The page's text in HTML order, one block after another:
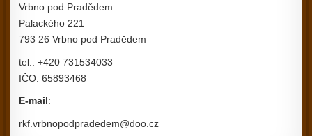
Vrbno pod Pradědem
Palackého 221
793 26 Vrbno pod Pradědem
tel.: +420 731534033
IČO: 65893468
E-mail:
rkf.vrbnopodpradedem@doo.cz